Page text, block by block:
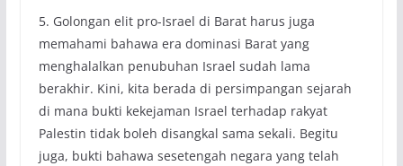
5. Golongan elit pro-Israel di Barat harus juga
memahami bahawa era dominasi Barat yang
menghalalkan penubuhan Israel sudah lama
berakhir. Kini, kita berada di persimpangan sejarah
di mana bukti kekejaman Israel terhadap rakyat
Palestin tidak boleh disangkal sama sekali. Begitu
juga, bukti bahawa sesetengah negara yang telah